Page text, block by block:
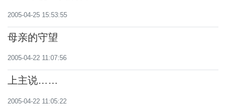
2005-04-25 15:53:55
母亲的守望
2005-04-22 11:07:56
上主说……
2005-04-22 11:05:22